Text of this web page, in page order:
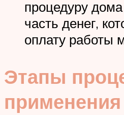
процедуру
часть денег,
оплату работы
Этапы
применения